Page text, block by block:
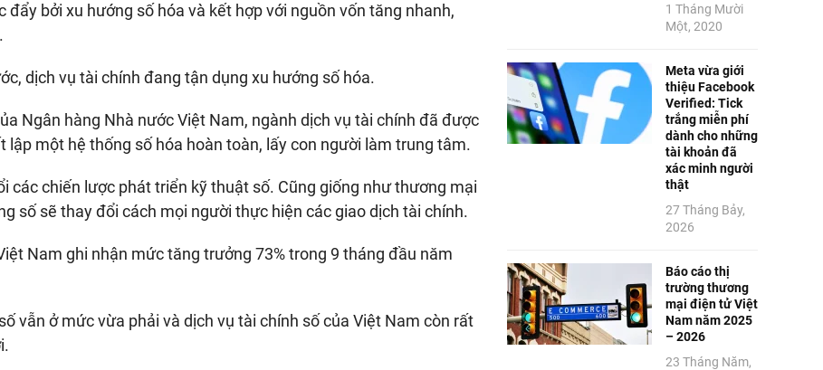
bởi xu hướng số hóa và kết hợp với nguồn vốn tăng nhanh,
dịch vụ tài chính đang tận dụng xu hướng số hóa.
Ngân hàng Nhà nước Việt Nam, ngành dịch vụ tài chính đã được
một hệ thống số hóa hoàn toàn, lấy con người làm trung tâm.
các chiến lược phát triển kỹ thuật số. Cũng giống như thương mại
số sẽ thay đổi cách mọi người thực hiện các giao dịch tài chính.
Nam ghi nhận mức tăng trưởng 73% trong 9 tháng đầu năm
vẫn ở mức vừa phải và dịch vụ tài chính số của Việt Nam còn rất
1 Tháng Mười
Một, 2020
Meta vừa giới
thiệu Facebook
Verified: Tick
trắng miễn phí
dành cho những
tài khoản đã
xác minh người
thật
27 Tháng Bảy,
2026
Báo cáo thị
trường thương
mại điện tử Việt
Nam năm 2025
– 2026
23 Tháng Năm,